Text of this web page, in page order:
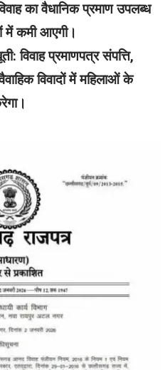
का वैधानिक प्रमाण उपलब्ध
में कमी आएगी।
विवाह प्रमाणपत्र संपत्ति,
विवादों में महिलाओं के